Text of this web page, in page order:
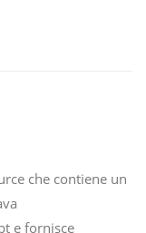
che contiene un
e fornisce